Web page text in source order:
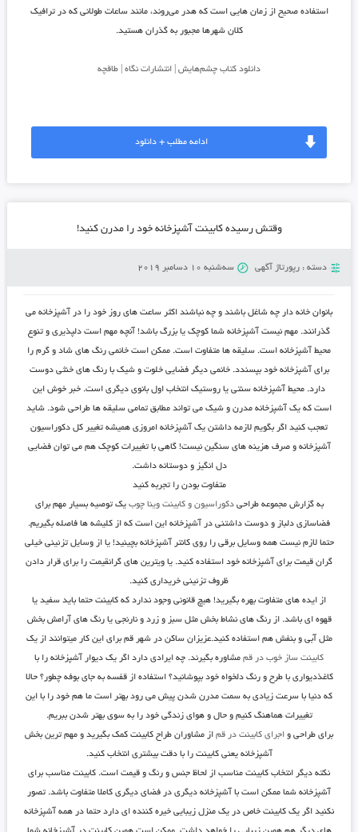
استفاده صحیح از زمان هایی است که هدر می‌روند، مانند ساعات طولانی که در ترافیک
کلان شهرها مجبور به گذران هستید.
دانلود کتاب چشم‌هایش | انتشارات نگاه | طاقچه
ادامه مطلب + دانلود
وقتش رسیده کابینت آشپزخانه خود را مدرن کنید!
دسته : رپورتاژ آگهی سه‌شنبه 10 دسامبر 2019
بانوان خانه دار چه شاغل باشند و چه نباشند اکثر ساعت های روز خود را در آشپزخانه می
گذرانند. مهم نیست آشپزخانه شما کوچک یا بزرگ باشد! آنچه مهم است دلپذیری و تنوع
محیط آشپزخانه است. سلیقه ها متفاوت است. ممکن است خانمی رنگ های شاد و گرم را
برای آشپزخانه خود بپسندد. خانمی دیگر فضایی خلوت و شیک با رنگ های خنثی دوست
دارد. محیط آشپزخانه سنتی یا روستیک انتخاب اول بانوی دیگری است. خبر خوش این
است که یک آشپزخانه مدرن و شیک می تواند مطابق تمامی سلیقه ها طراحی شود. شاید
تعجب کنید اگر بگویم لازمه داشتن یک آشپزخانه امروزی همیشه تغییر کل دکوراسیون
آشپزخانه و صرف هزینه های سنگین نیست! گاهی با تغییرات کوچک هم می توان فضایی
دل انگیز و دوستانه داشت.
متفاوت بودن را تجربه کنید
به گزارش مجموعه طراحیدکوراسیون و کابینت وینا چوب یک توصیه بسیار مهم برای
فضاسازی دلباز و دوست داشتنی در آشپزخانه این است که از کلیشه ها فاصله بگیریم.
حتما لازم نیست همه وسایل برقی را روی کانتر آشپزخانه بچینید! یا از وسایل تزئینی خیلی
گران قیمت برای آشپزخانه خود استفاده کنید. یا ویترین های گرانقیمت را برای قرار دادن
ظروف تزئینی خریداری کنید.
از ایده های متفاوت بهره بگیرید! هیچ قانونی وجود ندارد که کابینت حتما باید سفید یا
قهوه ای باشد. از رنگ های نشاط بخش مثل سبز و زرد و نارنجی یا رنگ های آرامش بخش
مثل آبی و بنفش هم استفاده کنید.عزیزان ساکن در شهر قم برای این کار میتوانند از یک
کابینت ساز خوب در قممشاوره بگیرند. چه ایرادی دارد اگر یک دیوار آشپزخانه را با
کاغذدیواری با طرح و رنگ دلخواه خود بپوشانید؟ استفاده از قفسه به جای بوفه چطور؟ حالا
که دنیا با سرعت زیادی به سمت مدرن شدن پیش می رود بهتر است ما هم خود را با این
تغییرات هماهنگ کنیم و حال و هوای زندگی خود را به سوی بهتر شدن ببریم.
برای طراحی و اجرای کابینت در قماز مشاوران طراح کابینت کمک بگیرید و مهم ترین بخش
آشپزخانه یعنی کابینت را با دقت بیشتری انتخاب کنید.
نکته دیگر انتخاب کابینت مناسب از لحاظ جنس و رنگ و قیمت است. کابینت مناسب برای
آشپزخانه شما ممکن است با آشپزخانه دیگری در فضای دیگری کاملا متفاوت باشد. تصور
نکنید اگر یک کابینت خاص در یک منزل زیبایی خیره کننده ای دارد حتما در همه آشپزخانه